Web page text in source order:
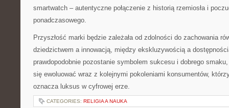
smartwatch – autentyczne połączenie z historią rzemiosła i
ponadczasowego.
Przyszłość marki będzie zależała od zdolności do zachowania
dziedzictwem a innowacją, między ekskluzywością a
prawdopodobnie pozostanie symbolem sukcesu i dobrego
się ewoluować wraz z kolejnymi pokoleniami konsumentów,
oznacza luksus w cyfrowej erze.
CATEGORIES: RELIGIA A NAUKA